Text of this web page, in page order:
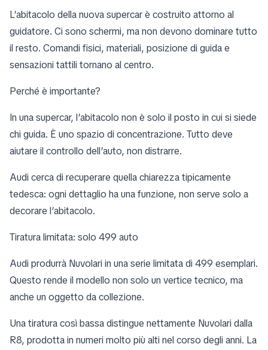
L’abitacolo della nuova supercar è costruito attorno al
guidatore. Ci sono schermi, ma non devono dominare tutto
il resto. Comandi fisici, materiali, posizione di guida e
sensazioni tattili tornano al centro.
Perché è importante?
In una supercar, l’abitacolo non è solo il posto in cui si siede
chi guida. È uno spazio di concentrazione. Tutto deve
aiutare il controllo dell’auto, non distrarre.
Audi cerca di recuperare quella chiarezza tipicamente
tedesca: ogni dettaglio ha una funzione, non serve solo a
decorare l’abitacolo.
Tiratura limitata: solo 499 auto
Audi produrrà Nuvolari in una serie limitata di 499 esemplari.
Questo rende il modello non solo un vertice tecnico, ma
anche un oggetto da collezione.
Una tiratura così bassa distingue nettamente Nuvolari dalla
R8, prodotta in numeri molto più alti nel corso degli anni. La